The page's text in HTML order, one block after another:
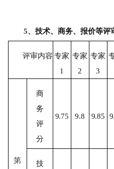
5、技术、商务、报价等评
评审内容 专家
1
专家
2
专家
3
第
商
务
评
分
9.75 9.8 9.85
技